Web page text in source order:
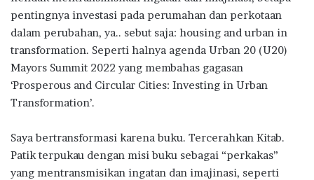
pentingnya investasi pada perumahan dan perkotaan
dalam perubahan, ya.. sebut saja: housing and urban in
transformation. Seperti halnya agenda Urban 20 (U20)
Mayors Summit 2022 yang membahas gagasan
‘Prosperous and Circular Cities: Investing in Urban
Transformation’.
Saya bertransformasi karena buku. Tercerahkan Kitab.
Patik terpukau dengan misi buku sebagai “perkakas”
yang mentransmisikan ingatan dan imajinasi, seperti